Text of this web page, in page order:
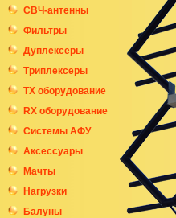
СВЧ-антенны
Фильтры
Дуплексеры
Триплексеры
ТХ оборудование
RX оборудование
Системы АФУ
Аксессуары
Мачты
Нагрузки
Балуны